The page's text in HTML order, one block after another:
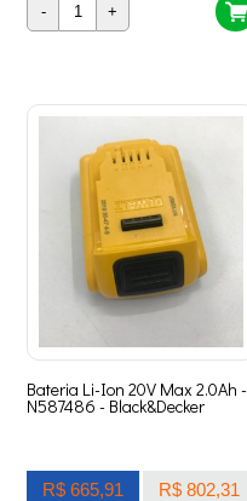
- +
Bateria Li-Ion 20V Max 2.0Ah -
N587486 - Black&Decker
R$ 665,91 R$ 802,31